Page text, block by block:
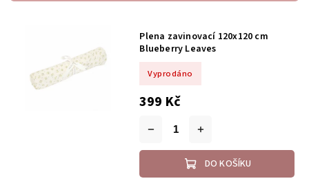
Plena zavinovací 120x120 cm
Blueberry Leaves
Vyprodáno
399 Kč
DO KOŠÍKU